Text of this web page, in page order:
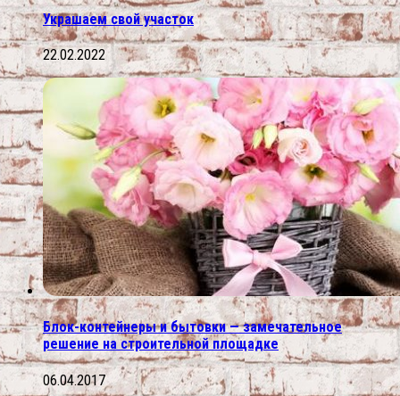
Украшаем свой участок
22.02.2022
Блок-контейнеры и бытовки — замечательное
решение на строительной площадке
06.04.2017